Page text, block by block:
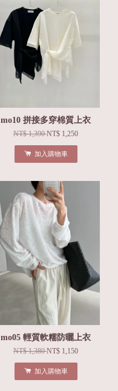
mo10 拼接多穿棉質上衣
NT$ 1,390NT$ 1,250
加入購物車
mo05 輕質軟糯防曬上衣
NT$ 1,380NT$ 1,150
加入購物車